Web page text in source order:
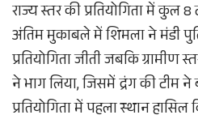
राज्य स्तर की प्रतियोगिता में कुल
अंतिम मुकाबले में शिमला ने मंडी
प्रतियोगिता जीती जबकि ग्रामीण
ने भाग लिया, जिसमें द्रंग की टीम
प्रतियोगिता में पहला स्थान हासिल